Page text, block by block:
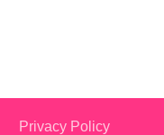
Privacy Policy